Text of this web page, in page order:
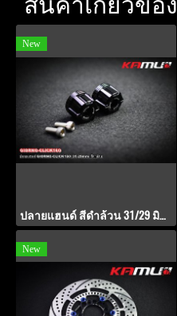
New
ปลายแฮนด์ สีดำล้วน 31/29 มิล.ตรงรุ่น GIORNO+ / CLICK-160
New